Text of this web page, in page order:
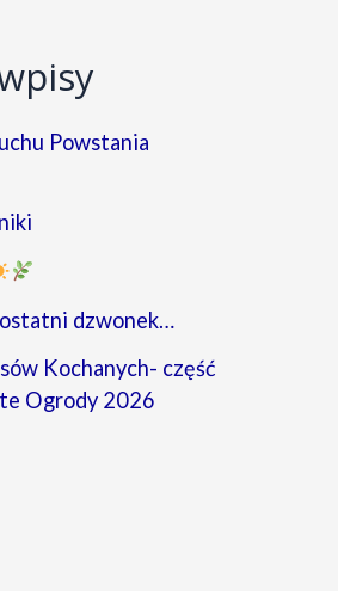
Powstania
ostatni dzwonek…
Kochanych- część
Ogrody 2026